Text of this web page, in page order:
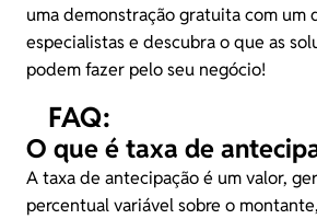
uma demonstração gratuitacom um
especialistas e descubra o que as
podem fazer pelo seu negócio!
FAQ:
O que é taxa de
A taxa de antecipação é um valor,
percentual variável sobre o